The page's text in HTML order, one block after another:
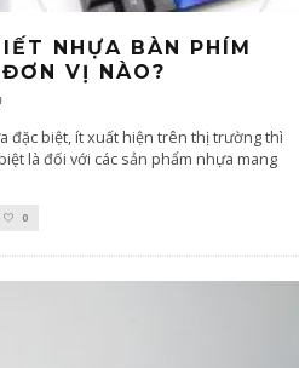
NHỰA BÀN PHÍM
VỊ NÀO?
đặc biệt, ít xuất hiện trên thị trường thì
là đối với các sản phẩm nhựa mang
0